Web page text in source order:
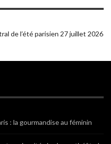
de l’été parisien 27 juillet 2026
: la gourmandise au féminin